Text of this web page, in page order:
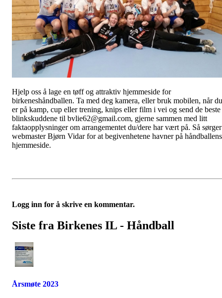
Hjelp oss å lage en tøff og attraktiv hjemmeside for
birkeneshåndballen. Ta med deg kamera, eller bruk mobilen, når du
er på kamp, cup eller trening, knips eller film i vei og send de beste
blinkskuddene til bvlie62@gmail.com, gjerne sammen med litt
faktaopplysninger om arrangementet du/dere har vært på. Så sørger
webmaster Bjørn Vidar for at begivenhetene havner på håndballens
hjemmeside.
Logg inn for å skrive en kommentar.
Siste fra Birkenes IL - Håndball
Årsmøte 2023